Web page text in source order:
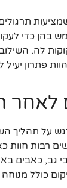
תרגולים
בהן כדי
לה.
פתרון
לאחר
על תהליך
רבות חוות
גב, כאבים
כולל מנוחה